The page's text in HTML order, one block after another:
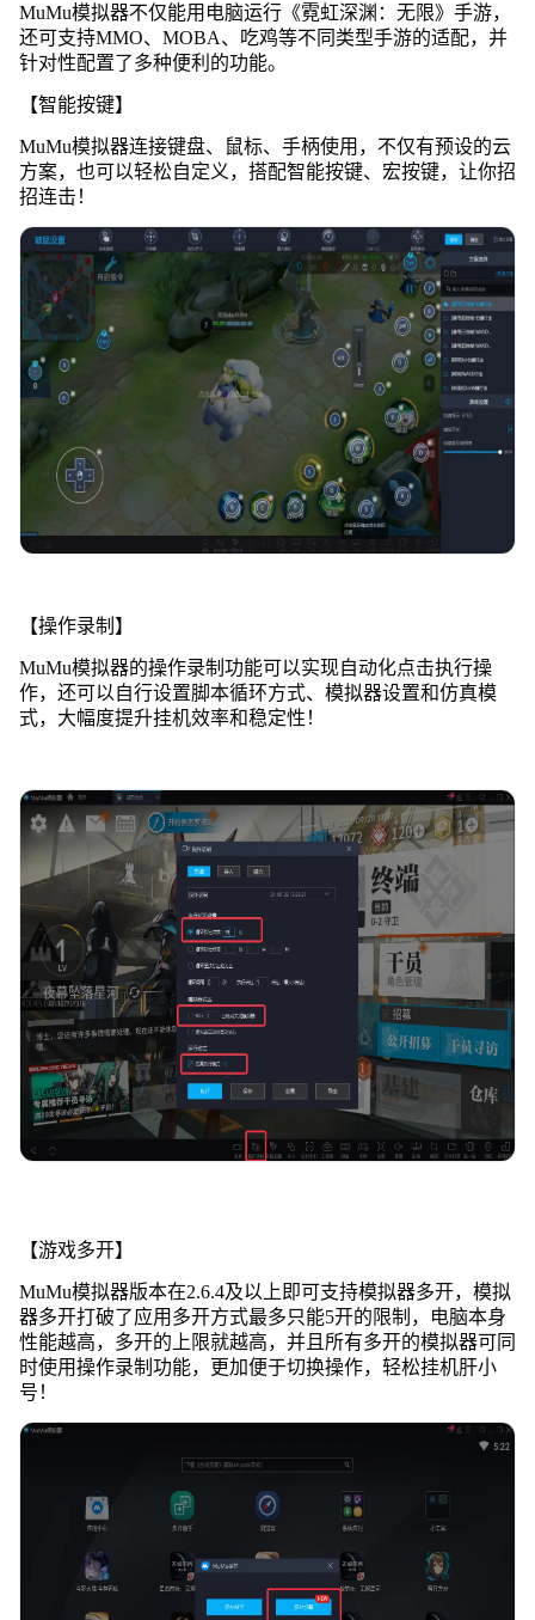
MuMu模拟器不仅能用电脑运行《霓虹深渊：无限》手游，
还可支持MMO、MOBA、吃鸡等不同类型手游的适配，并
针对性配置了多种便利的功能。
【智能按键】
MuMu模拟器连接键盘、鼠标、手柄使用，不仅有预设的云
方案，也可以轻松自定义，搭配智能按键、宏按键，让你招
招连击！
【操作录制】
MuMu模拟器的操作录制功能可以实现自动化点击执行操
作，还可以自行设置脚本循环方式、模拟器设置和仿真模
式，大幅度提升挂机效率和稳定性！
【游戏多开】
MuMu模拟器版本在2.6.4及以上即可支持模拟器多开，模拟
器多开打破了应用多开方式最多只能5开的限制，电脑本身
性能越高，多开的上限就越高，并且所有多开的模拟器可同
时使用操作录制功能，更加便于切换操作，轻松挂机肝小
号！